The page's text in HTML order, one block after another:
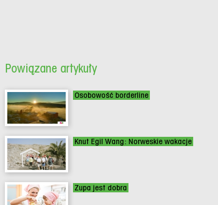
Powiązane artykuły
Osobowość borderline
Knut Egil Wang: Norweskie wakacje
Zupa jest dobra